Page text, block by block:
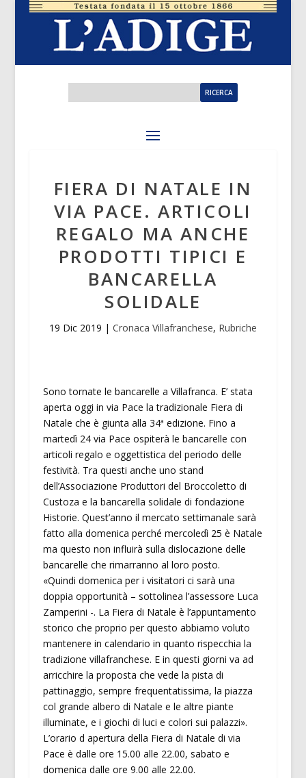
FIERA DI NATALE IN
VIA PACE. ARTICOLI
REGALO MA ANCHE
PRODOTTI TIPICI E
BANCARELLA
SOLIDALE
19 Dic 2019 | Cronaca Villafranchese, Rubriche
Sono tornate le bancarelle a Villafranca. E’ stata
aperta oggi in via Pace la tradizionale Fiera di
Natale che è giunta alla 34ª edizione. Fino a
martedì 24 via Pace ospiterà le bancarelle con
articoli regalo e oggettistica del periodo delle
festività. Tra questi anche uno stand
dell’Associazione Produttori del Broccoletto di
Custoza e la bancarella solidale di fondazione
Historie. Quest’anno il mercato settimanale sarà
fatto alla domenica perché mercoledì 25 è Natale
ma questo non influirà sulla dislocazione delle
bancarelle che rimarranno al loro posto.
«Quindi domenica per i visitatori ci sarà una
doppia opportunità – sottolinea l’assessore Luca
Zamperini -. La Fiera di Natale è l’appuntamento
storico che proprio per questo abbiamo voluto
mantenere in calendario in quanto rispecchia la
tradizione villafranchese. E in questi giorni va ad
arricchire la proposta che vede la pista di
pattinaggio, sempre frequentatissima, la piazza
col grande albero di Natale e le altre piante
illuminate, e i giochi di luci e colori sui palazzi».
L’orario d apertura della Fiera di Natale di via
Pace è dalle ore 15.00 alle 22.00, sabato e
domenica dalle ore 9.00 alle 22.00.